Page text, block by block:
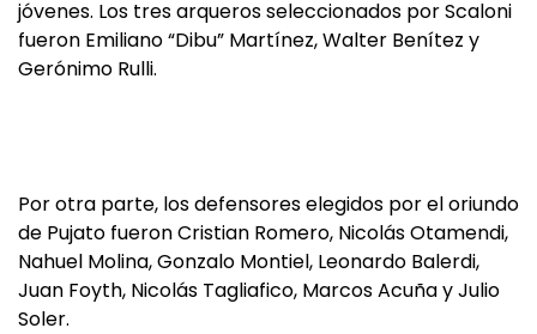
jóvenes. Los tres arqueros seleccionados por Scaloni
fueron Emiliano “Dibu” Martínez, Walter Benítez y
Gerónimo Rulli.
Por otra parte, los defensores elegidos por el oriundo
de Pujato fueron Cristian Romero, Nicolás Otamendi,
Nahuel Molina, Gonzalo Montiel, Leonardo Balerdi,
Juan Foyth, Nicolás Tagliafico, Marcos Acuña y Julio
Soler.